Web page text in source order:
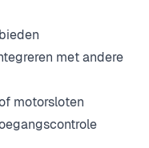
met andere
motorsloten